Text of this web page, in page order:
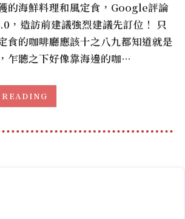
的海鮮料理和風定食，Google評論
，造訪前建議強烈建議先訂位！ 只
食的咖啡廳應該十之八九都知道就是
乍聽之下好像靠海邊的咖…